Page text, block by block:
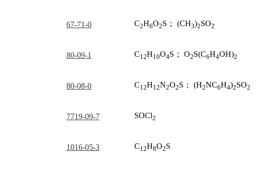
67-71-0 C2H6O2S； (CH3)2SO2
80-09-1 C12H10O4S； O2S(C6H4OH)2
80-08-0 C12H12N2O2S； (H2NC6H4)2SO2
7719-09-7 SOCl2
1016-05-3 C12H8O2S